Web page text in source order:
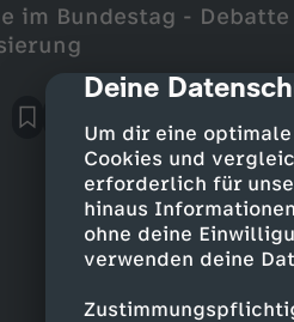
cmp-dialog-
Deine
Um dir eine
Cookies und
erforderlich für
hinaus
ohne deine
verwenden deine
im Bundestag -